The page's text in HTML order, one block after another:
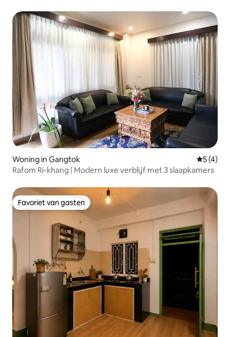
Woning in Gangtok
5 (4)
Rafom Ri-khang | Modern luxe verblijf met 3 slaapkamers
Favoriet van gasten
Favoriet van gasten